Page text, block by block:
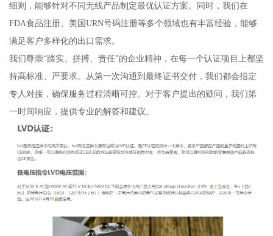
细则，能够针对不同无线产品制定最优认证方案。同时，我们在
FDA食品注册、美国URN号码注册等多个领域也有丰富经验，能够
满足客户多样化的出口需求。
我们尊崇“踏实、拼搏、责任”的企业精神，在每一个认证项目上都坚
持高标准、严要求。从第一次沟通到最终证书交付，我们都会指定
专人对接，确保服务过程清晰可控。对于客户提出的疑问，我们第
一时间响应，提供专业的解答和建议。